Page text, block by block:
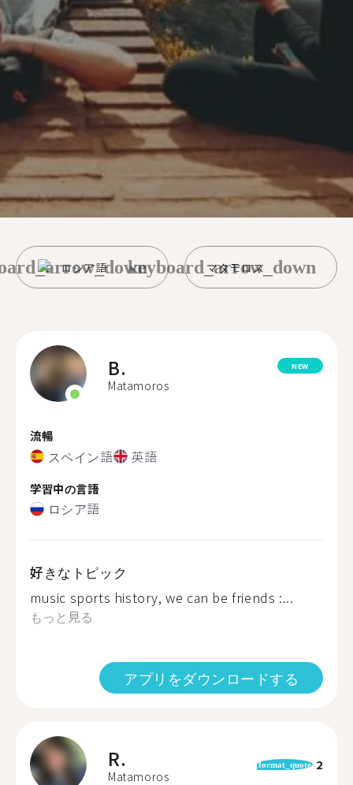
ロシア語 マタモロス
keyboard_arrow_down
B.
Matamoros
NEW
流暢
スペイン語 英語
学習中の言語
ロシア語
好きなトピック
music sports history, we can be friends :...
もっと見る
アプリをダウンロードする
R.
Matamoros
format_quote 2